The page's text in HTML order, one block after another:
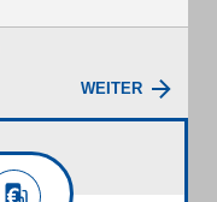
WEITER